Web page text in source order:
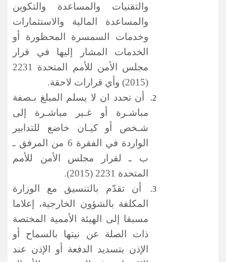
والتقنيات والمساعدة والتكوين
والمساعدة المالية والاستثمارات
وخدمات السمسرة المحظورة أو
الخدمات المشار إليها في قرار
مجلس الأمن للأمم المتحدة 2231
(2015) وأي قرارات لاحقة.
أن تحدد ان لا يسلم المبلغ بـصفة
مباشـرة أو غـير مباشـرة إلى
شـخص أو كيـان خاضع للتدابير
الواردة في الفقرة 6 من المرفق ـ
ب ـ لقرار مجلس الأمن للأمم
المتحدة 2231 (2015).
أن تقدّم بالتنسيق مع الوزارة
المكلفة بالشؤون الخارجية، إعلاما
مسبقا إلى الهيئة الأممية المختصة
ذات الصلة عن نيتها بالسماح أو
الإذن بتسديد الدفعة أو الإذن عند